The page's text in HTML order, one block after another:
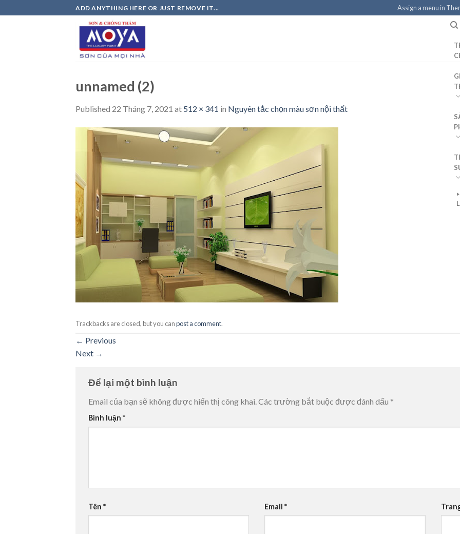
to
ADD ANYTHING HERE OR JUST REMOVE IT... Assign a menu in
unnamed (2)
Published 22 Tháng 7, 2021 at 512 × 341 in Nguyên tắc chọn màu sơn nội thất
Trackbacks are closed, but you canpost a comment.
← Previous
Next →
Để lại một bình luận
Email của bạn sẽ không được hiển thị công khai.Các trường bắt buộc được đánh dấu *
Bình luận *
Tên * Email*